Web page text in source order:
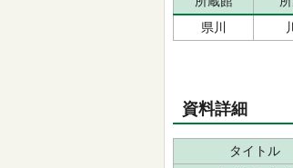
県川
資料詳細
タイトル